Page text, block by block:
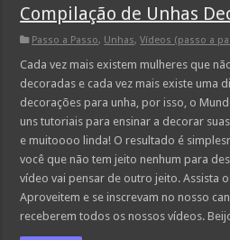
Compilação de Unhas
Passo a Passo, Unhas,Vídeos (passo a
Cada vez mais existem mulheres que
decoradas e cada vez mais existe uma
decorações para unha, por isso, o
uns tutoriais para ensinar a decorar
e muitoooo linda! O resultado é
você que não tem jeito nenhum para
vídeo vai pensar de outro jeito. Assista
Aproveitem e se inscrevam no nosso
receberem todos os nossos vídeos.